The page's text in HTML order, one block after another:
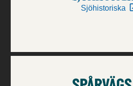
Sjöhistoriska